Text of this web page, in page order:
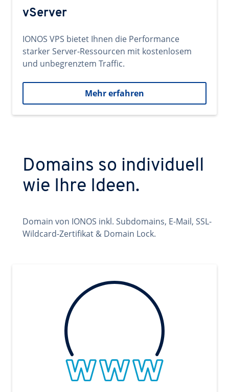
vServer
IONOS VPS bietet Ihnen die Performance
starker Server-Ressourcen mit kostenlosem
und unbegrenztem Traffic.
Mehr erfahren
Domains so individuell
wie Ihre Ideen.
Domain von IONOS inkl. Subdomains, E-Mail, SSL-
Wildcard-Zertifikat & Domain Lock.